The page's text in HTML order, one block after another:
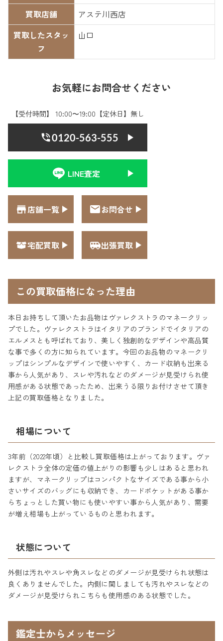
買取店舗
アステ川西店
買取したスタッ
フ
山口
お気軽にお問合せください
【受付時間】 10:00〜19:00【定休日】無し
0120-563-555
LINE査定
店舗一覧 お問合せ
宅配買取 出張買取
この買取価格になった理由
本日お持ちして頂いたお品物はヴァレクストラのマネークリッ
プでした。ヴァレクストラはイタリアのブランドでイタリアの
エルメスとも呼ばれており、美しく独創的なデザインや高品質
な事で多くの方に知られています。今回のお品物のマネークリ
ップはシンプルなデザインで使いやすく、カード収納も出来る
事から人気があり、スレや汚れなどのダメージが見受けられ使
用感がある状態であったため、出来うる限りお付けさせて頂き
上記の買取価格となりました。
相場について
3年前（2022年頃）と比較し買取価格は上がっております。ヴァ
レクストラ全体の定価の値上がりの影響も少しはあると思われ
ますが、マネークリップはコンパクトなサイズである事から小
さいサイズのバッグにも収納でき、カードポケットがある事か
らちょっとした買い物にも使いやすい事から人気があり、需要
が増え相場も上がっているものと思われます。
状態について
外側は汚れやスレや角スレなどのダメージが見受けられ状態は
良くありませんでした。内側に関しましても汚れやスレなどの
ダメージが見受けられこちらも使用感のある状態でした。
鑑定士からメッセージ